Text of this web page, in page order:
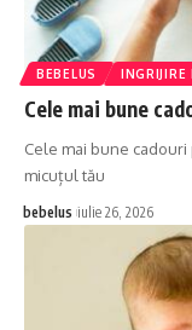
BEBELUS INGRIJIRE
Cele mai bune
Cele mai bune
micuțul tău
bebelus iulie 26, 2026